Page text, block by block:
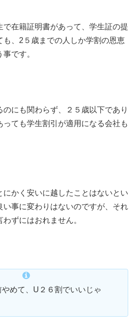
で在籍証明書があって、学生証の提
も、2５歳までの人しか学割の恩恵
です。
のにも関わらず、２５歳以下であり
っても学生割引が適用になる会社も
にかく安いに越したことはないとい
い事に変わりはないのですが、それ
ずにはおれません。
めて、U２６割でいいじゃ